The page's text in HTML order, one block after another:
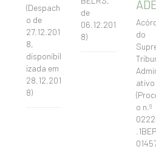
(Despach
o de
27.12.201
8,
disponibil
izada em
28.12.201
8)
de
06.12.201
8)
do
ativo
o n.º